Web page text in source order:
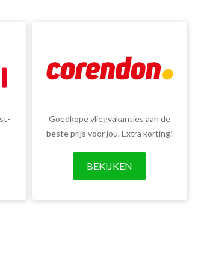
Goedkope vliegvakanties aan de
beste prijs voor jou. Extra korting!
BEKIJKEN